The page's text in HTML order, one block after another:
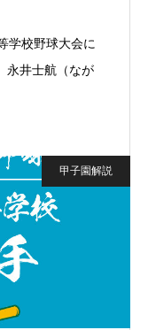
学校野球大会に
永井士航（なが
甲子園解説